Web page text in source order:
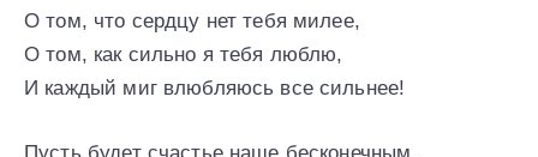
О том, что сердцу нет тебя милее,
О том, как сильно я тебя люблю,
И каждый миг влюбляюсь все сильнее!
Пусть будет счастье наше бесконечным,